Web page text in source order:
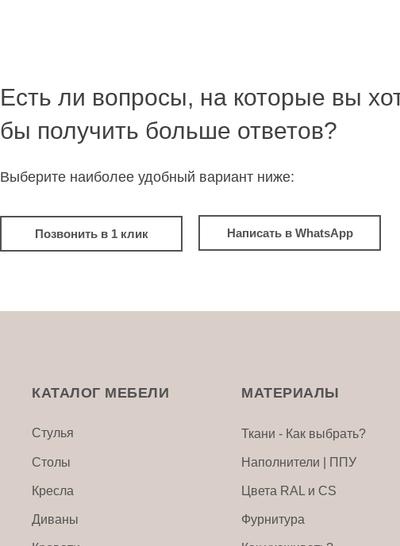
Есть ли вопросы, на которые вы
бы получить больше ответов?
Выберите наиболее удобный вариант ниже:
Написать в WhatsApp
Позвонить в 1 клик
Ткани - Как выбрать?
Наполнители | ППУ
Цвета RAL и CS
Фурнитура
МАТЕРИАЛЫ
Стулья
Кресла
Столы
Диваны
КАТАЛОГ МЕБЕЛИ